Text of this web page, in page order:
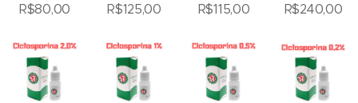
R$80,00 R$125,00 R$115,00 R$240,00